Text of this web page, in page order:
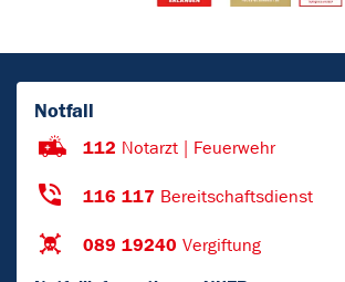
Notfall
112 Notarzt | Feuerwehr
116 117 Bereitschaftsdienst
089 19240 Vergiftung